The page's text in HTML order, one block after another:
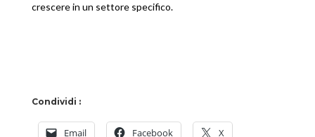
crescere in un settore specifico.
Condividi :
Email Facebook X